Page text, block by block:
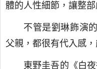
體的人性細節，讓整
不管是劉琳飾演
父親，都很有代入感
東野圭吾的《白